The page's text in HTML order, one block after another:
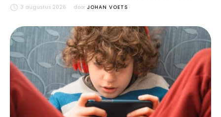
3 augustus 2026 door JOHAN VOETS